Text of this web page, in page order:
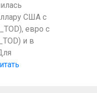
США с
евро с
и в